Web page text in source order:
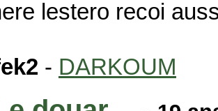
lestero recoi
- DARKOUM